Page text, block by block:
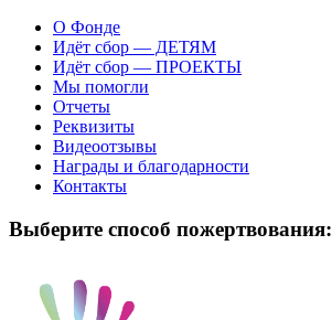
О Фонде
Идёт сбор — ДЕТЯМ
Идёт сбор — ПРОЕКТЫ
Мы помогли
Отчеты
Реквизиты
Видеоотзывы
Награды и благодарности
Контакты
Выберите способ пожертвования: